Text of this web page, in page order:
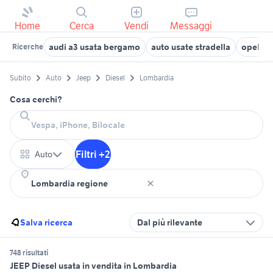
Home Cerca Vendi Messaggi
Ricerche audi a3 usata bergamo auto usate stradella opel
Subito Auto Jeep Diesel Lombardia
Cosa cerchi?
Auto Filtri +2
Salva ricerca Dal più rilevante
748 risultati
JEEP Diesel usata in vendita in Lombardia